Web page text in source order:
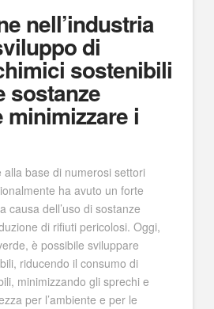
nell’industria
di
sostenibili
sostanze
i
alla base di numerosi settori
ha avuto un forte
causa dell’uso di sostanze
di rifiuti pericolosi. Oggi,
è possibile sviluppare
riducendo il consumo di
minimizzando gli sprechi e
per l’ambiente e per le